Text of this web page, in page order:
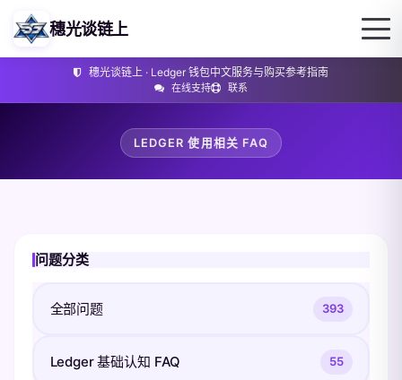
穗光谈链上 · Ledger 钱包中文服务与购买参考指南
在线支持 联系
穗光谈链上
LEDGER 使用相关 FAQ
问题分类
全部问题 393
Ledger 基础认知 FAQ 55